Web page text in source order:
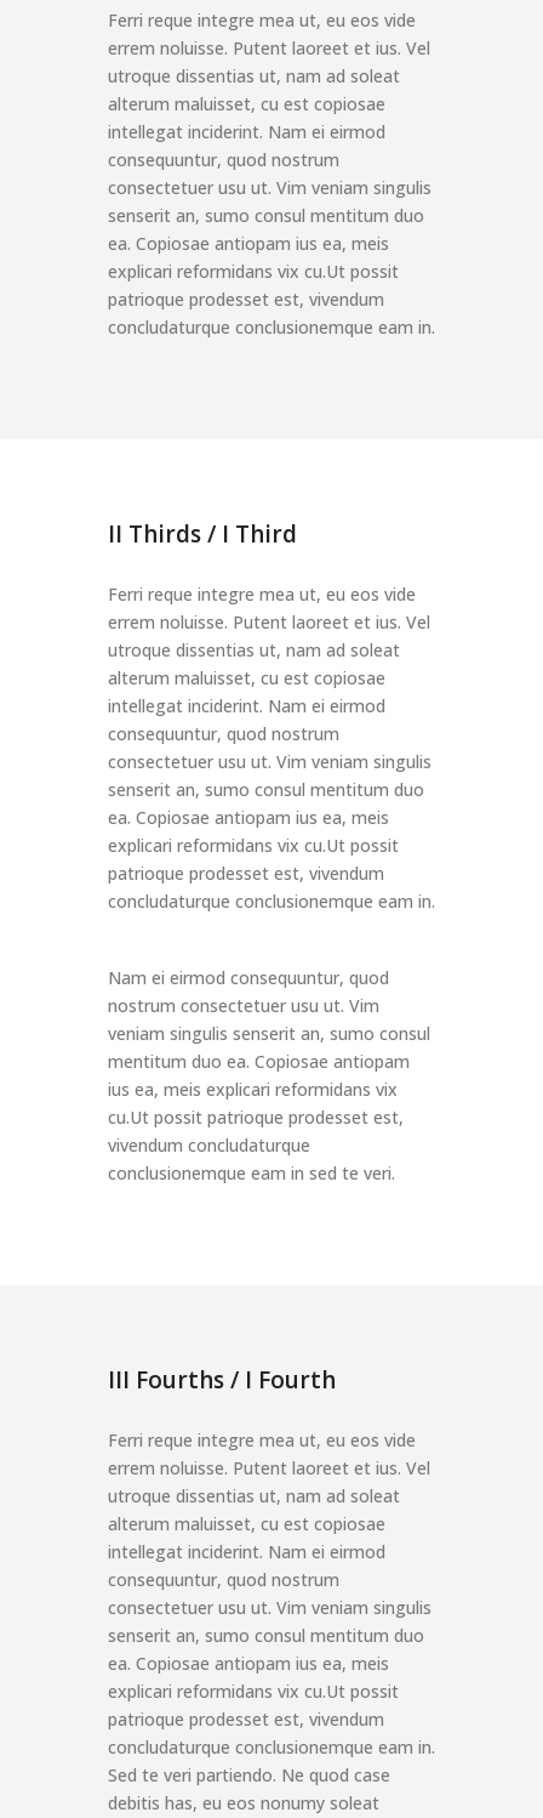
Ferri reque integre mea ut, eu eos vide
errem noluisse. Putent laoreet et ius. Vel
utroque dissentias ut, nam ad soleat
alterum maluisset, cu est copiosae
intellegat inciderint. Nam ei eirmod
consequuntur, quod nostrum
consectetuer usu ut. Vim veniam singulis
senserit an, sumo consul mentitum duo
ea. Copiosae antiopam ius ea, meis
explicari reformidans vix cu.Ut possit
patrioque prodesset est, vivendum
concludaturque conclusionemque eam in.
II Thirds / I Third
Ferri reque integre mea ut, eu eos vide
errem noluisse. Putent laoreet et ius. Vel
utroque dissentias ut, nam ad soleat
alterum maluisset, cu est copiosae
intellegat inciderint. Nam ei eirmod
consequuntur, quod nostrum
consectetuer usu ut. Vim veniam singulis
senserit an, sumo consul mentitum duo
ea. Copiosae antiopam ius ea, meis
explicari reformidans vix cu.Ut possit
patrioque prodesset est, vivendum
concludaturque conclusionemque eam in.
Nam ei eirmod consequuntur, quod
nostrum consectetuer usu ut. Vim
veniam singulis senserit an, sumo consul
mentitum duo ea. Copiosae antiopam
ius ea, meis explicari reformidans vix
cu.Ut possit patrioque prodesset est,
vivendum concludaturque
conclusionemque eam in sed te veri.
III Fourths / I Fourth
Ferri reque integre mea ut, eu eos vide
errem noluisse. Putent laoreet et ius. Vel
utroque dissentias ut, nam ad soleat
alterum maluisset, cu est copiosae
intellegat inciderint. Nam ei eirmod
consequuntur, quod nostrum
consectetuer usu ut. Vim veniam singulis
senserit an, sumo consul mentitum duo
ea. Copiosae antiopam ius ea, meis
explicari reformidans vix cu.Ut possit
patrioque prodesset est, vivendum
concludaturque conclusionemque eam in.
Sed te veri partiendo. Ne quod case
debitis has, eu eos nonumy soleat